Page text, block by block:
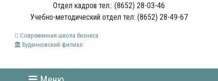
Отдел кадров тел.: (8652) 28-03-46
Учебно-методический отдел тел: (8652) 28-49-67
Современная школа бизнеса
Буденновский филиал